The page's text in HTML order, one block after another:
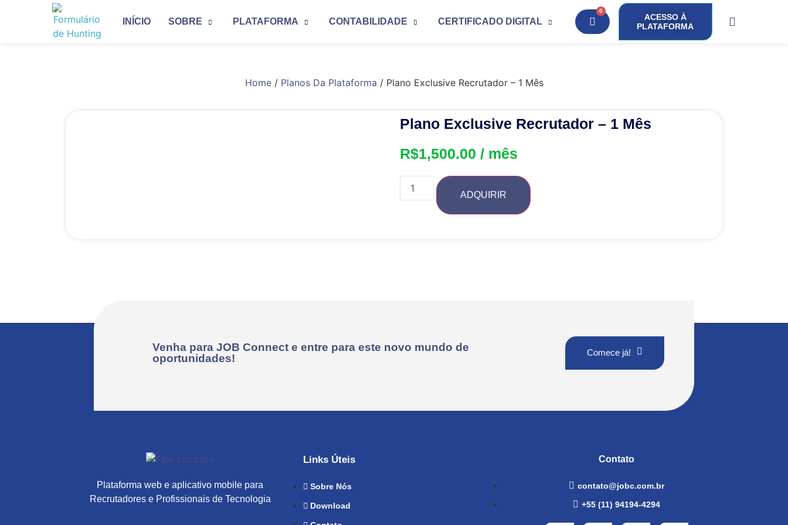
INÍCIO SOBRE PLATAFORMA CONTABILIDADE CERTIFICADO DIGITAL
0
ACESSO À
PLATAFORMA
Home/ Planos Da Plataforma / Plano Exclusive Recrutador – 1 Mês
Plano Exclusive Recrutador – 1 Mês
R$1,500.00 / mês
ADQUIRIR
Venha para JOB Connect e entre para este novo mundo de
oportunidades!
Comece já!
Plataforma web e aplicativo mobile para
Recrutadores e Profissionais de Tecnologia
Links Úteis
Sobre Nós
Download
Contato
contato@jobc.com.br
+55 (11) 94194-4294